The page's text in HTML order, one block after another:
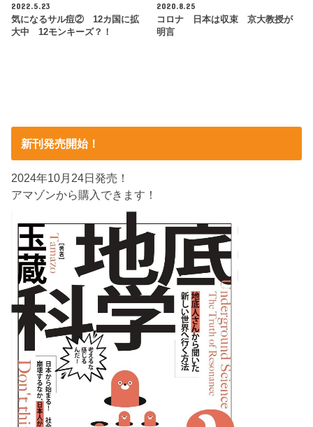
2022.5.23
気になるサル痘② 12カ国に拡
大中 12モンキーズ？！
2020.8.25
コロナ 日本は収束 京大教授が
明言
新刊発売開始！
2024年10月24日発売！
アマゾンから購入できます！